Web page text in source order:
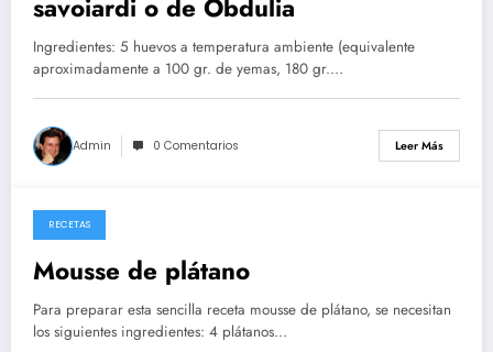
savoiardi o de Obdulia
Ingredientes: 5 huevos a temperatura ambiente (equivalente
aproximadamente a 100 gr. de yemas, 180 gr.…
Admin 0 Comentarios Leer Más
14/05/2026
RECETAS
Mousse de plátano
Para preparar esta sencilla receta mousse de plátano, se necesitan
los siguientes ingredientes: 4 plátanos…